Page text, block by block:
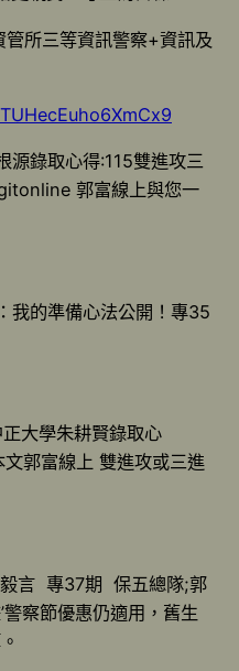
所三等資訊警察+資訊及
源錄取心得:115雙進攻三
郭富線上與您一
我的準備心法公開！專35
大學朱耕賢錄取心
郭富線上 雙進攻或三進
言 專37期 保五總隊;郭
察節優惠仍適用，舊生